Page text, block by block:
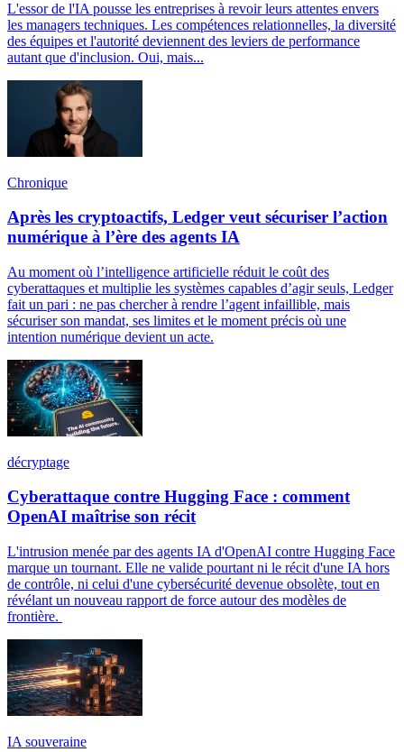
L'essor de l'IA pousse les entreprises à revoir leurs attentes envers
les managers techniques. Les compétences relationnelles, la diversité
des équipes et l'autorité deviennent des leviers de performance
autant que d'inclusion. Oui, mais...
Chronique
Après les cryptoactifs, Ledger veut sécuriser l’action
numérique à l’ère des agents IA
Au moment où l’intelligence artificielle réduit le coût des
cyberattaques et multiplie les systèmes capables d’agir seuls, Ledger
fait un pari : ne pas chercher à rendre l’agent infaillible, mais
sécuriser son mandat, ses limites et le moment précis où une
intention numérique devient un acte.
décryptage
Cyberattaque contre Hugging Face : comment
OpenAI maîtrise son récit
L'intrusion menée par des agents IA d'OpenAI contre Hugging Face
marque un tournant. Elle ne valide pourtant ni le récit d'une IA hors
de contrôle, ni celui d'une cybersécurité devenue obsolète, tout en
révélant un nouveau rapport de force autour des modèles de
frontière.
IA souveraine